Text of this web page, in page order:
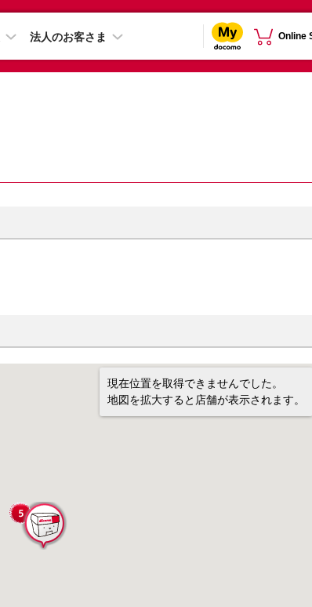
法人のお客さま Online
現在位置を取得できませんでした。
地図を拡大すると店舗が表示されます。